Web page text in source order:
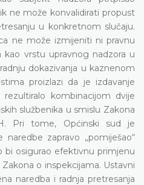
ne može konvalidirati propust
u konkretnom slučaju.
ne može izmijeniti ni pravnu
kao vrstu upravnog nadzora u
dokazivanja u kaznenom
proizlazi da je izdavanje
kombinacijom dvije
službenika u smislu Zakona
Pri tome, Općinski sud je
naredbe zapravo „pomiješao“
bi osigurao efektivnu primjenu
o inspekcijama. Ustavni
naredba i radnja pretresanja